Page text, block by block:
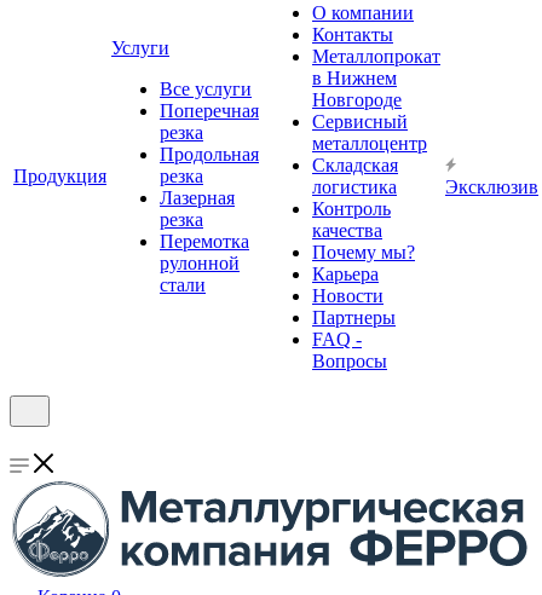
Продукция
Услуги
Все услуги
Поперечная
резка
Продольная
резка
Лазерная
резка
Перемотка
рулонной
стали
О компании
Контакты
Металлопрокат
в Нижнем
Новгороде
Сервисный
металлоцентр
Складская
логистика
Контроль
качества
Почему мы?
Карьера
Новости
Партнеры
FAQ -
Вопросы
Эксклюзив